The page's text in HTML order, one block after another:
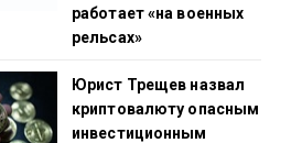
работает «на военных
рельсах»
Юрист Трещев назвал
криптовалюту опасным
инвестиционным